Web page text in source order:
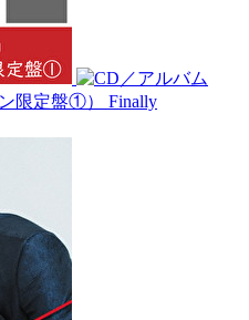
限定盤①） Finally